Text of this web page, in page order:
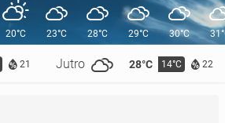
21 Jutro 28°C 14°C 22
20°C 23°C 28°C 29°C 30°C